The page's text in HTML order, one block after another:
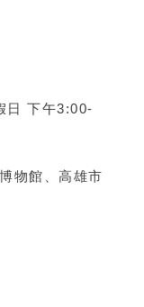
日 下午3:00-
物館、高雄市